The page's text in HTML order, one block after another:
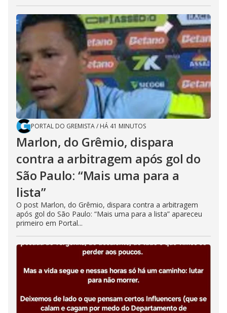
PORTAL DO GREMISTA/ HÁ 41 MINUTOS
Marlon, do Grêmio, dispara
contra a arbitragem após gol do
São Paulo: “Mais uma para a
lista”
O post Marlon, do Grêmio, dispara contra a arbitragem
após gol do São Paulo: “Mais uma para a lista” apareceu
primeiro em Portal...